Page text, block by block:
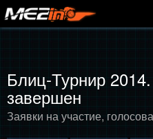
Блиц-Турнир
завершен
Заявки на участие,